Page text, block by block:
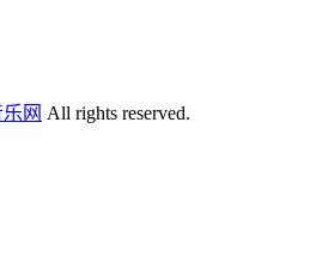
网 All rights reserved.